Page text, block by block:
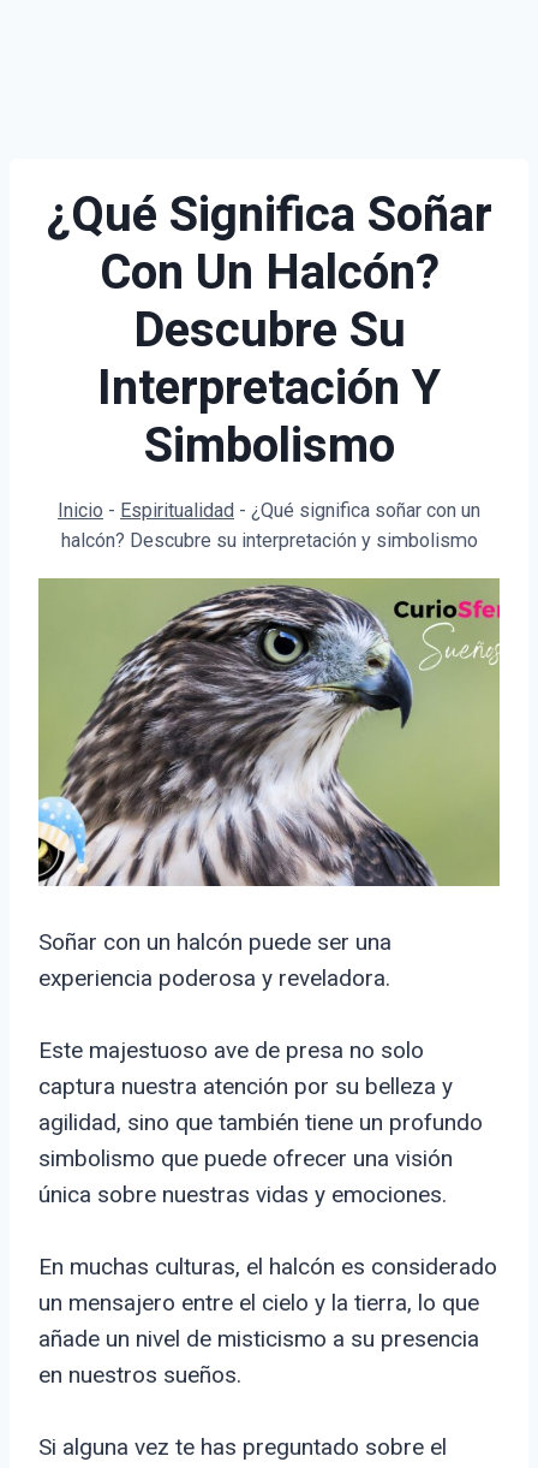
¿Qué Significa Soñar
Con Un Halcón?
Descubre Su
Interpretación Y
Simbolismo
Inicio - Espiritualidad - ¿Qué significa soñar con un
halcón? Descubre su interpretación y simbolismo
Soñar con un halcón puede ser una
experiencia poderosa y reveladora.
Este majestuoso ave de presa no solo
captura nuestra atención por su belleza y
agilidad, sino que también tiene un profundo
simbolismo que puede ofrecer una visión
única sobre nuestras vidas y emociones.
En muchas culturas, el halcón es considerado
un mensajero entre el cielo y la tierra, lo que
añade un nivel de misticismo a su presencia
en nuestros sueños.
Si alguna vez te has preguntado sobre el